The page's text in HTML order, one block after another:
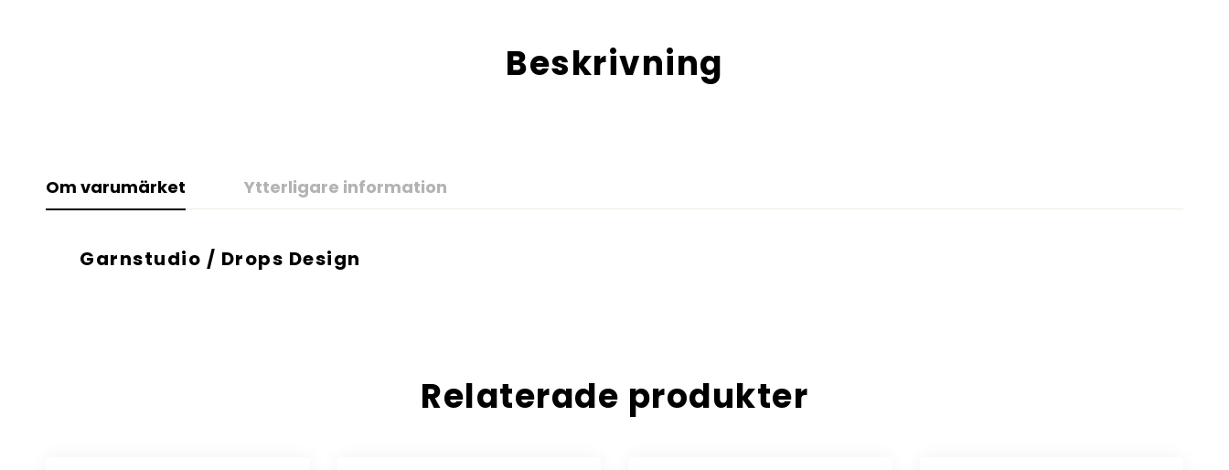
Beskrivning
Om varumärket Ytterligare information
Garnstudio / Drops Design
Relaterade produkter